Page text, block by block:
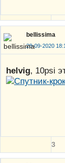
bellissima
28-09-2020
helvig, 10psi
3